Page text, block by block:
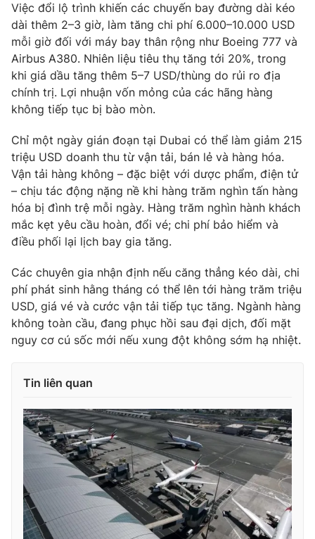
VTV Money VTV Thể thao
VTV Sức khoẻ Bất động sản
Thị trường 24h Tấm lòng Việt
VTV4 Vươn mình bằng AI
VTV9 VTV8
Liên hệ tòa soạn English
THỜI BÁO VTV
Cơ quan báo chí:Thời báo VTV
Giấy phép hoạt động báo in và báo điện tử số 483/GP-BTTTT
cấp ngày 29/12/2023
Tổng Biên tập:Vũ Thanh Thủy
Phó Tổng Biên tập:Nguyễn Thị Mỹ Hạnh, Phạm Quốc Thắng,
Nguyễn Trọng Ninh
Tổng đài VTV: 024.38 355 931 - 024.38 355 932
Việc đổi lộ trình khiến các chuyến bay đường dài kéo
dài thêm 2–3 giờ, làm tăng chi phí 6.000–10.000 USD
mỗi giờ đối với máy bay thân rộng như Boeing 777 và
Airbus A380. Nhiên liệu tiêu thụ tăng tới 20%, trong
khi giá dầu tăng thêm 5–7 USD/thùng do rủi ro địa
chính trị. Lợi nhuận vốn mỏng của các hãng hàng
không tiếp tục bị bào mòn.
Chỉ một ngày gián đoạn tại Dubai có thể làm giảm 215
triệu USD doanh thu từ vận tải, bán lẻ và hàng hóa.
Vận tải hàng không – đặc biệt với dược phẩm, điện tử
– chịu tác động nặng nề khi hàng trăm nghìn tấn hàng
hóa bị đình trệ mỗi ngày. Hàng trăm nghìn hành khách
mắc kẹt yêu cầu hoàn, đổi vé; chi phí bảo hiểm và
điều phối lại lịch bay gia tăng.
Các chuyên gia nhận định nếu căng thẳng kéo dài, chi
phí phát sinh hằng tháng có thể lên tới hàng trăm triệu
USD, giá vé và cước vận tải tiếp tục tăng. Ngành hàng
không toàn cầu, đang phục hồi sau đại dịch, đối mặt
nguy cơ cú sốc mới nếu xung đột không sớm hạ nhiệt.
Tin liên quan